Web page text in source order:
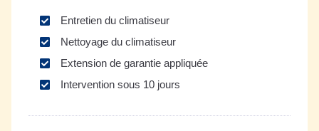
Entretien du climatiseur
Nettoyage du climatiseur
Extension de garantie appliquée
Intervention sous 10 jours